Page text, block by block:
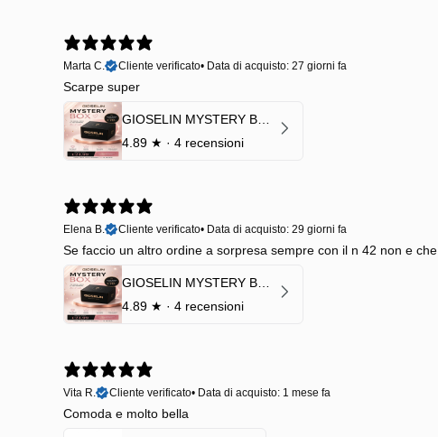
Marta C.
Cliente verificato• Data di acquisto: 27 giorni fa
Scarpe super
4.89 ★ · 4 recensioni
Elena B.
Cliente verificato• Data di acquisto: 29 giorni fa
Se faccio un altro ordine a sorpresa sempre con il n 42 non e
4.89 ★ · 4 recensioni
Vita R.
Cliente verificato• Data di acquisto: 1 mese fa
Comoda e molto bella